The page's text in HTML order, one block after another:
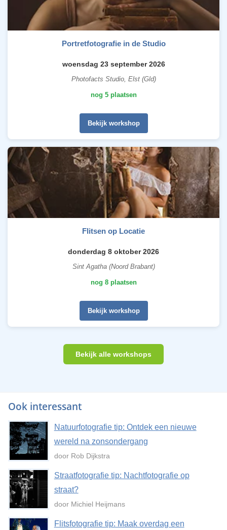
Portretfotografie in de Studio
woensdag 23 september 2026
Photofacts Studio, Elst (Gld)
nog 5 plaatsen
Bekijk workshop
Flitsen op Locatie
donderdag 8 oktober 2026
Sint Agatha (Noord Brabant)
nog 8 plaatsen
Bekijk workshop
Bekijk alle workshops
Ook interessant
Natuurfotografie tip: Ontdek een nieuwe
wereld na zonsondergang
door Rob Dijkstra
Straatfotografie tip: Nachtfotografie op
straat?
door Michiel Heijmans
Flitsfotografie tip: Maak overdag een